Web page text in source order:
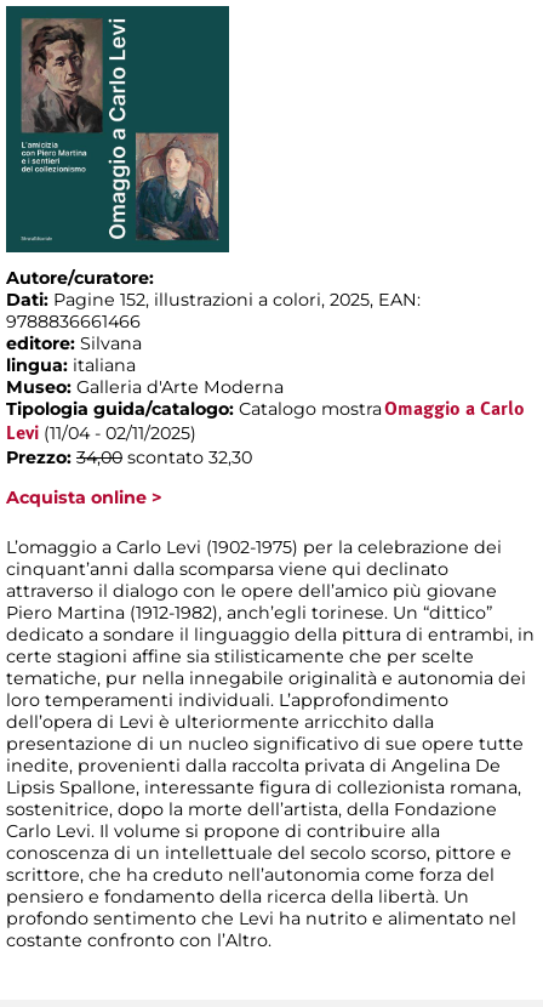
Autore/curatore:
Dati: Pagine 152, illustrazioni a colori, 2025, EAN:
9788836661466
editore: Silvana
lingua: italiana
Museo: Galleria d'Arte Moderna
Tipologia guida/catalogo: Catalogo mostraOmaggio a Carlo
Levi (11/04 - 02/11/2025)
Prezzo: 34,00 scontato 32,30
Acquista online >
L’omaggio a Carlo Levi (1902-1975) per la celebrazione dei
cinquant’anni dalla scomparsa viene qui declinato
attraverso il dialogo con le opere dell’amico più giovane
Piero Martina (1912-1982), anch’egli torinese. Un “dittico”
dedicato a sondare il linguaggio della pittura di entrambi, in
certe stagioni affine sia stilisticamente che per scelte
tematiche, pur nella innegabile originalità e autonomia dei
loro temperamenti individuali. L’approfondimento
dell’opera di Levi è ulteriormente arricchito dalla
presentazione di un nucleo significativo di sue opere tutte
inedite, provenienti dalla raccolta privata di Angelina De
Lipsis Spallone, interessante figura di collezionista romana,
sostenitrice, dopo la morte dell’artista, della Fondazione
Carlo Levi. Il volume si propone di contribuire alla
conoscenza di un intellettuale del secolo scorso, pittore e
scrittore, che ha creduto nell’autonomia come forza del
pensiero e fondamento della ricerca della libertà. Un
profondo sentimento che Levi ha nutrito e alimentato nel
costante confronto con l’Altro.